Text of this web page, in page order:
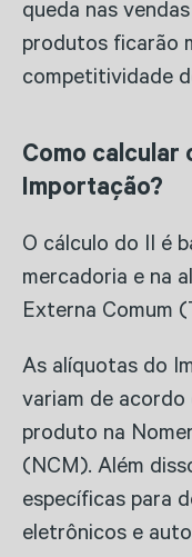
queda nas
produtos ficarão
competitividade
Como calcular
Importação?
O cálculo do II é
mercadoria e na
Externa Comum
As alíquotas do
variam de
produto na
(NCM). Além
específicas para
eletrônicos e